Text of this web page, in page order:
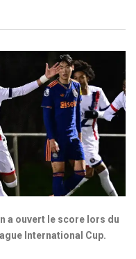
a ouvert le score lors du
International Cup.